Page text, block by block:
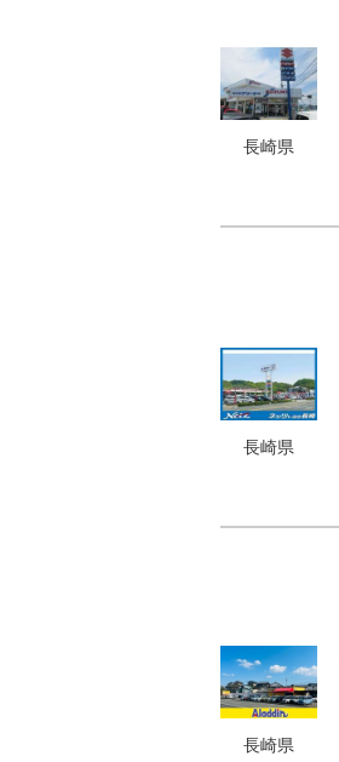
長崎県
長崎県
長崎県